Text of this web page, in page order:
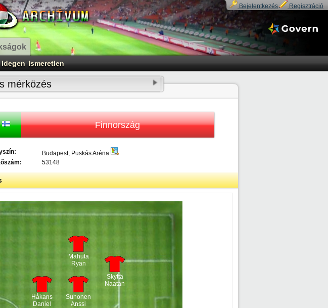
Bejelentkezés Regisztráció
Idegen Ismeretlen
mérközés
Finnország
Budapest, Puskás Aréna
53148
Skyttä
Naatan
Suhonen
Anssi
Mahuta
Ryan
Håkans
Daniel